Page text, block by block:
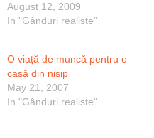
August 12, 2009
In "Gânduri realiste"
O viaţă de muncă pentru o
casă din nisip
May 21, 2007
In "Gânduri realiste"